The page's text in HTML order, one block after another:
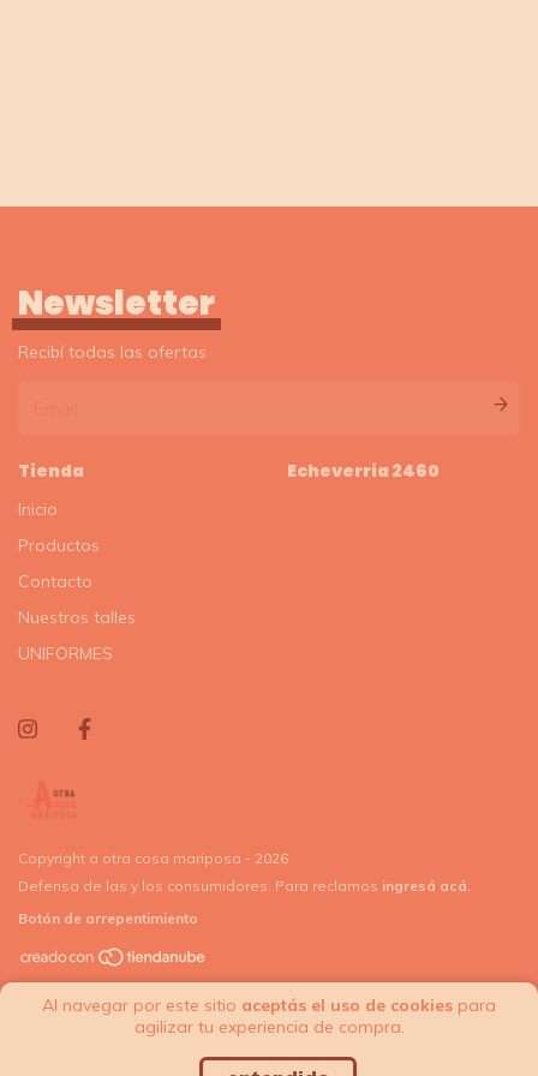
Al navegar por este sitio aceptás el uso de cookies para
agilizar tu experiencia de compra.
Newsletter
Recibí todas las ofertas
Tienda
Inicio
Productos
Contacto
Nuestros talles
UNIFORMES
Echeverría 2460
Copyright a otra cosa mariposa - 2026
Defensa de las y los consumidores. Para reclamos ingresá acá.
Botón de arrepentimiento